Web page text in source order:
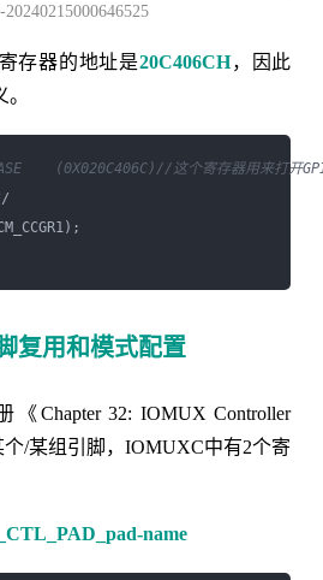
20240215000646525
存器的地址是20C406CH，因此
(0X020C406C)//这个寄存器用来打开
复用和模式配置
Chapter 32: IOMUX Controller
/某组引脚，IOMUXC中有2个寄
name